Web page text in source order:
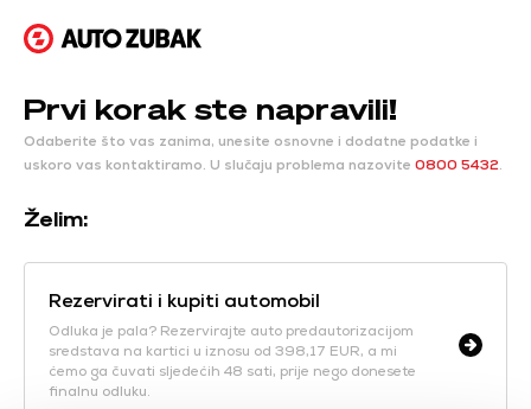
Prvi korak ste napravili!
Odaberite što vas zanima, unesite osnovne i dodatne podatke i
uskoro vas kontaktiramo. U slučaju problema nazovite 0800 5432.
Želim:
Rezervirati i kupiti automobil
Odluka je pala? Rezervirajte auto predautorizacijom
sredstava na kartici u iznosu od 398,17 EUR, a mi
ćemo ga čuvati sljedećih 48 sati, prije nego donesete
finalnu odluku.